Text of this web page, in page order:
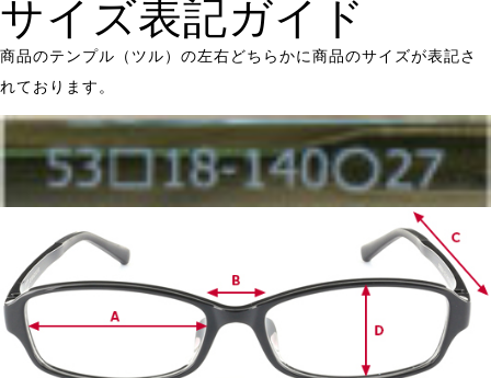
サイズ表記ガイド
商品のテンプル（ツル）の左右どちらかに商品のサイズが表記さ
れております。